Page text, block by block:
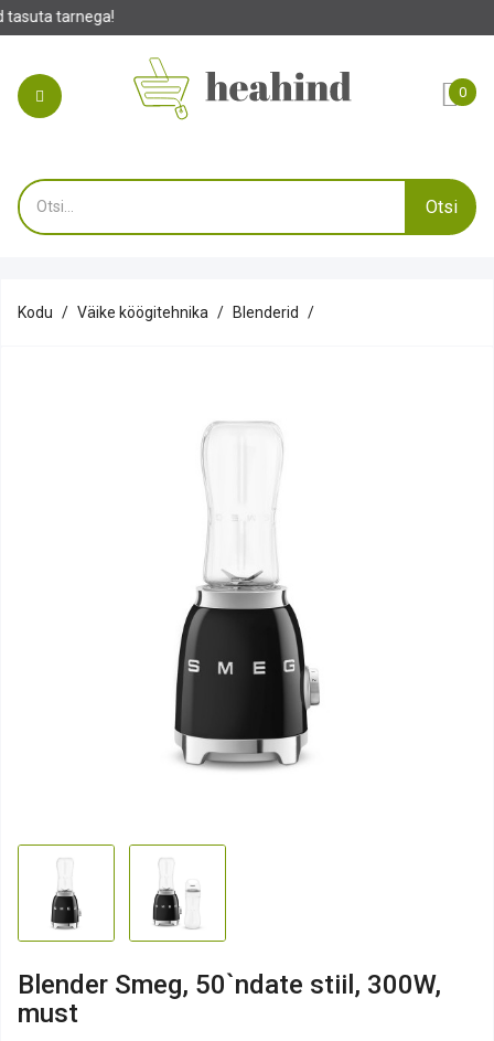
0
Otsi
Kodu Väike köögitehnika Blenderid
Blender Smeg, 50`ndate stiil, 300W,
must